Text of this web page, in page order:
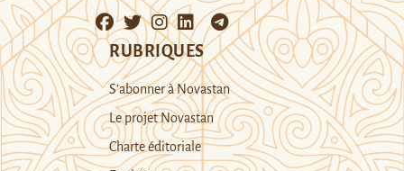
RUBRIQUES
S’abonner à Novastan
Le projet Novastan
Charte éditoriale